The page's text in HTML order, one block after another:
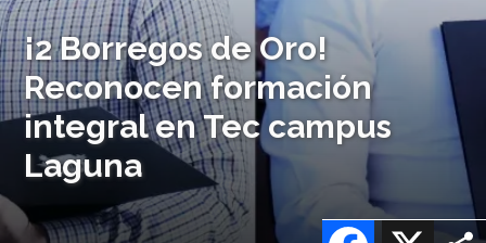
¡2 Borregos de Oro!
Reconocen formación
integral en Tec campus
Laguna
X
Facebook